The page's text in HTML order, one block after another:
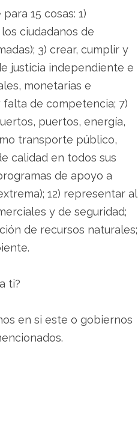
15 cosas: 1)
ciudadanos de
3) crear, cumplir y
justicia independiente e
monetarias e
de competencia; 7)
puertos, energía,
transporte público,
calidad en todos sus
de apoyo a
12) representar al
y de seguridad;
de recursos naturales;
ti?
en si este o gobiernos